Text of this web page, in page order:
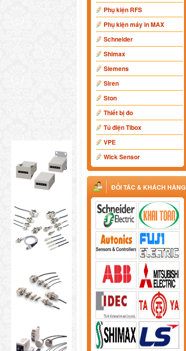
Phụ kiện RFS
Phụ kiện máy in MAX
Schneider
Shimax
Siemens
Siren
Ston
Thiết bị đo
Tủ điện Tibox
VPE
Wick Sensor
ĐỐI TÁC & KHÁCH HÀNG